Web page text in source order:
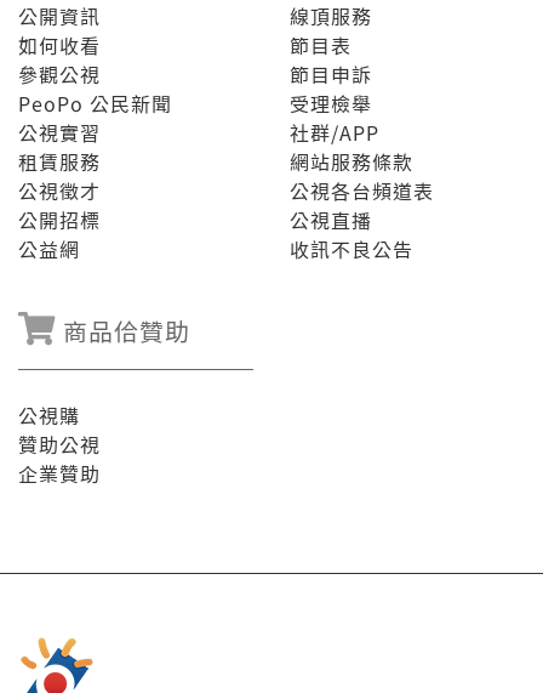
公開資訊
如何收看
參觀公視
PeoPo 公民新聞
公視實習
租賃服務
公視徵才
公開招標
公益網
線頂服務
節目表
節目申訴
受理檢舉
社群/APP
網站服務條款
公視各台頻道表
公視直播
收訊不良公告
商品佮贊助
公視購
贊助公視
企業贊助